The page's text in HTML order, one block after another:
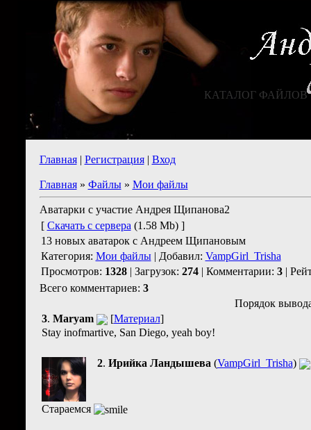
КАТАЛОГ ФАЙЛОВ
Главная| Регистрация| Вход
Главная» Файлы» Мои файлы
Аватарки с участие Андрея Щипанова2
[ Скачать с сервера (1.58 Mb) ]
13 новых аватарок с Андреем Щипановым
Категория: Мои файлы| Добавил: VampGirl_Trisha
Просмотров: 1328| Загрузок: 274| Комментарии: 3|
Всего комментариев: 3
Порядок
3. Maryam [Материал]
Stay inofmartive, San Diego, yeah boy!
2. Ирийка Ландышева (VampGirl_Trisha)
Стараемся